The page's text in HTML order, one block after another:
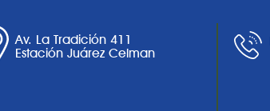
Av. La Tradición 411
Estación Juárez Celman